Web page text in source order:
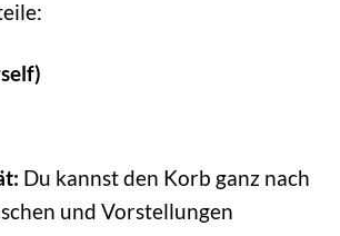
Du kannst den Korb ganz nach
und Vorstellungen